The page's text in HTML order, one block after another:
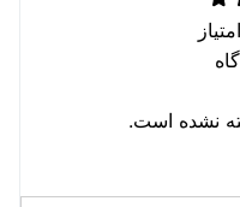
بنفش:
وقفه.
نظارتی:
به بهبود عملکرد و کاهش
امتیاز
نشده است.